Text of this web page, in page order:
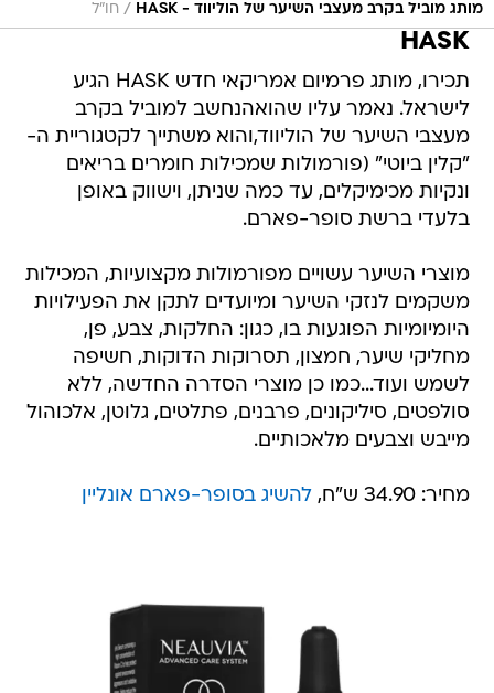
מותג מוביל בקרב מעצבי השיער של הוליווד - HASK / חו"ל
HASK
תכירו, מותג פרמיום אמריקאי חדש HASK הגיע
לישראל. נאמר עליו שהואהנחשב למוביל בקרב
מעצבי השיער של הוליווד,והוא משתייך לקטגוריית ה-
"קלין ביוטי" (פורמולות שמכילות חומרים בריאים
ונקיות מכימיקלים, עד כמה שניתן, וישווק באופן
בלעדי ברשת סופר-פארם.
מוצרי השיער עשויים מפורמולות מקצועיות, המכילות
משקמים לנזקי השיער ומיועדים לתקן את הפעילויות
היומיומיות הפוגעות בו, כגון: החלקות, צבע, פן,
מחליקי שיער, חמצון, תסרוקות הדוקות, חשיפה
לשמש ועוד...כמו כן מוצרי הסדרה החדשה, ללא
סולפטים, סיליקונים, פרבנים, פתלטים, גלוטן, אלכוהול
מייבש וצבעים מלאכותיים.
מחיר: 34.90 ש"ח, להשיג בסופר-פארם אונליין